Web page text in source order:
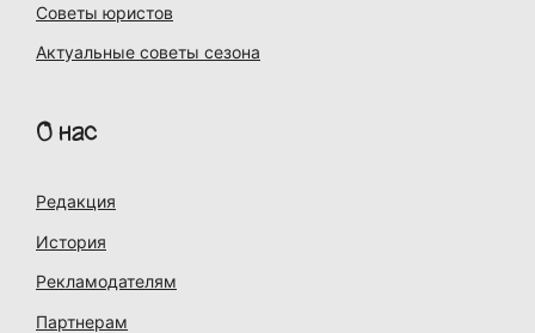
Советы юристов
Актуальные советы сезона
О нас
Редакция
История
Рекламодателям
Партнерам